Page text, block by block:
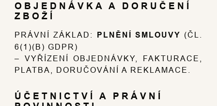
OBJEDNÁVKA A DORUČENÍ
ZBOŽÍ
PRÁVNÍ ZÁKLAD: PLNĚNÍ SMLOUVY (ČL.
6(1)(B) GDPR)
– VYŘÍZENÍ OBJEDNÁVKY, FAKTURACE,
PLATBA, DORUČOVÁNÍ A REKLAMACE.
ÚČETNICTVÍ A PRÁVNÍ